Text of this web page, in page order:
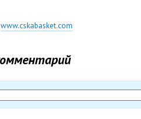
www.cskabasket.com